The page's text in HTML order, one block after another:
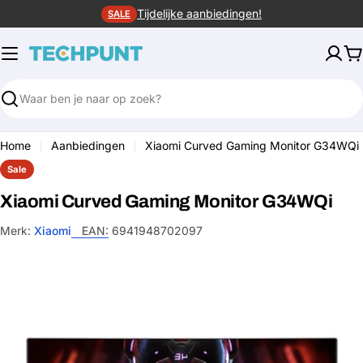
naar
inhoud
SALE Tijdelijke aanbiedingen!
Zoeken
Home Aanbiedingen Xiaomi Curved Gaming Monitor G34WQi
Sale
Xiaomi Curved Gaming Monitor G34WQi
Merk: Xiaomi EAN: 6941948702097